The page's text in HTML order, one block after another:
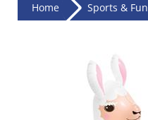
Home Sports & Fun